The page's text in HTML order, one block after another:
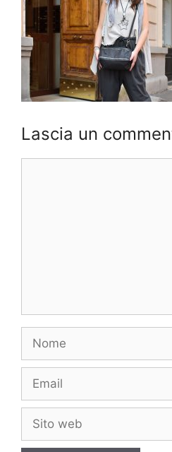
Lascia un